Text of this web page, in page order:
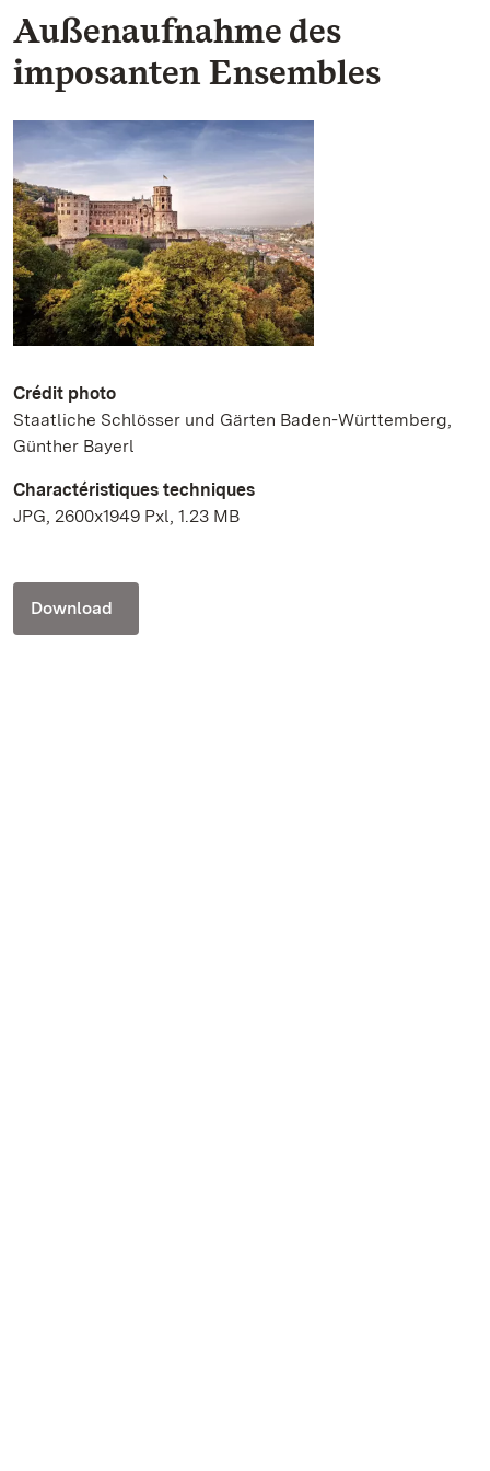
Außenaufnahme des
imposanten Ensembles
Crédit photo
Staatliche Schlösser und Gärten Baden-Württemberg,
Günther Bayerl
Charactéristiques techniques
JPG, 2600x1949 Pxl, 1.23 MB
Download